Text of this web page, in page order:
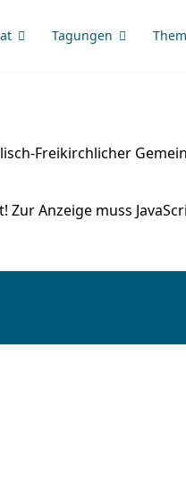
Tagungen
Freikirchlicher
Anzeige muss